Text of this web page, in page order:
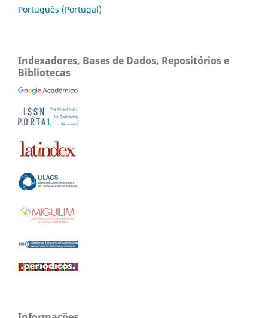
Português (Portugal)
Indexadores, Bases de Dados, Repositórios e
Bibliotecas